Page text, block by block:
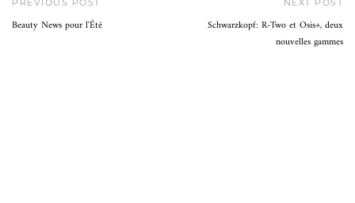
Beauty News pour l'Été
Schwarzkopf: R-Two et Osis+, deux
nouvelles gammes